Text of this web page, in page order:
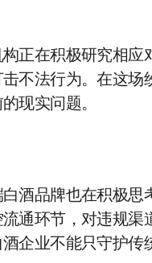
正在积极研究相应
不法行为。在这场
现实问题。
酒品牌也在积极思
通环节，对违规渠
企业不能只守护传